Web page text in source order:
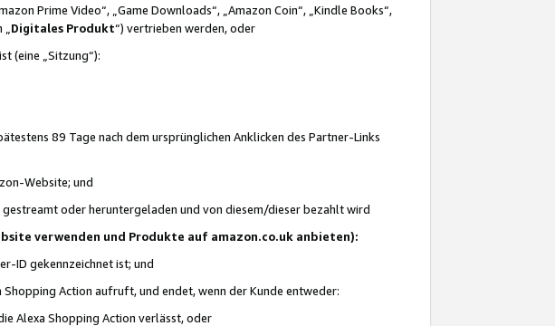
Prime Video“, „Game Downloads“, „Amazon Coin“, „Kindle Books“,
Digitales Produkt“) vertrieben werden, oder
(eine „Sitzung“):
89 Tage nach dem ursprünglichen Anklicken des Partner-Links
Website; und
oder heruntergeladen und von diesem/dieser bezahlt wird
verwenden und Produkte auf amazon.co.uk anbieten):
ID gekennzeichnet ist; und
Action aufruft, und endet, wenn der Kunde entweder:
Alexa Shopping Action verlässt, oder